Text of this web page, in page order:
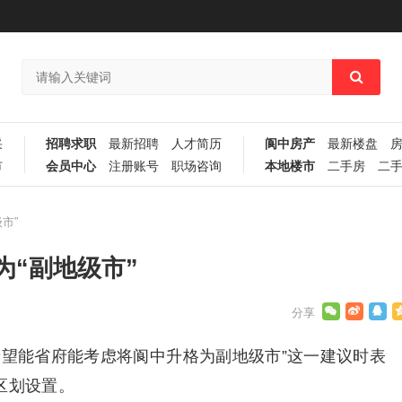
招聘求职 最新招聘
人才简历
会员中心
注册账号 职场咨询
阆中房产 最新楼盘
本地楼市
二手房 二
”
“副地级市”
能省府能考虑将阆中升格为副地级市”这一建议时表
设置。